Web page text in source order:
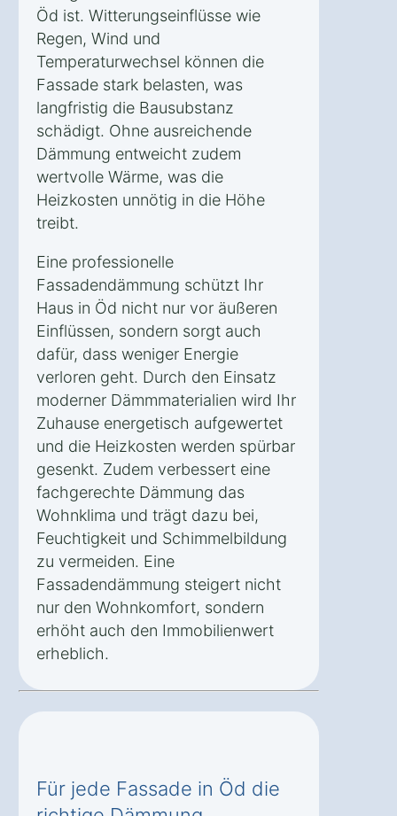
Öd ist. Witterungseinflüsse wie
Regen, Wind und
Temperaturwechsel können die
Fassade stark belasten, was
langfristig die Bausubstanz
schädigt. Ohne ausreichende
Dämmung entweicht zudem
wertvolle Wärme, was die
Heizkosten unnötig in die Höhe
treibt.
Eine professionelle
Fassadendämmung schützt Ihr
Haus in Öd nicht nur vor äußeren
Einflüssen, sondern sorgt auch
dafür, dass weniger Energie
verloren geht. Durch den Einsatz
moderner Dämmmaterialien wird Ihr
Zuhause energetisch aufgewertet
und die Heizkosten werden spürbar
gesenkt. Zudem verbessert eine
fachgerechte Dämmung das
Wohnklima und trägt dazu bei,
Feuchtigkeit und Schimmelbildung
zu vermeiden. Eine
Fassadendämmung steigert nicht
nur den Wohnkomfort, sondern
erhöht auch den Immobilienwert
erheblich.
Für jede Fassade in Öd die